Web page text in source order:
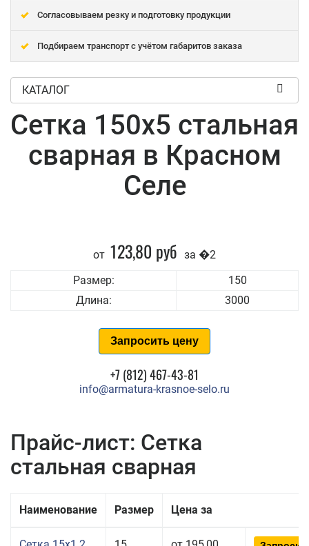
Согласовываем резку и подготовку продукции
Подбираем транспорт с учётом габаритов заказа
КАТАЛОГ
Сетка 150x5 стальная
сварная в Красном
Селе
от 123,80 руб за �2
Размер:
150
Длина:
3000
Запросить цену
+7 (812) 467-43-81
info@armatura-krasnoe-selo.ru
Прайс-лист: Сетка
стальная сварная
Наименование Размер Цена за